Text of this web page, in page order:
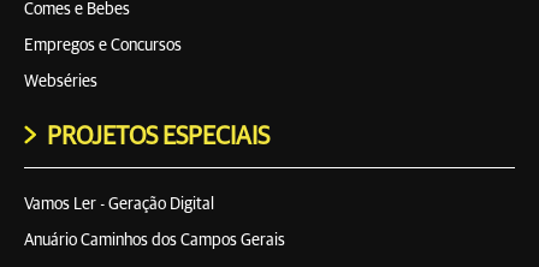
Comes e Bebes
Empregos e Concursos
Webséries
PROJETOS ESPECIAIS
Vamos Ler - Geração Digital
Anuário Caminhos dos Campos Gerais